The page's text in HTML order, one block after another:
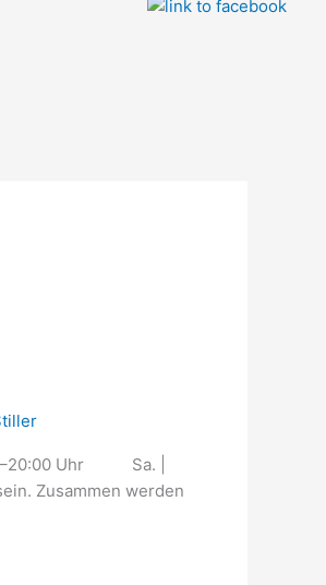
Uhr Sa. |
Zusammen werden